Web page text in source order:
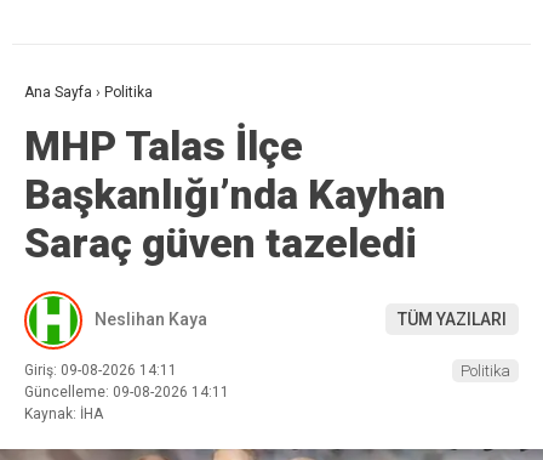
Ana Sayfa › Politika
MHP Talas İlçe
Başkanlığı’nda Kayhan
Saraç güven tazeledi
Neslihan Kaya TÜM YAZILARI
Giriş: 09-08-2026 14:11
Güncelleme: 09-08-2026 14:11
Kaynak: İHA
Politika